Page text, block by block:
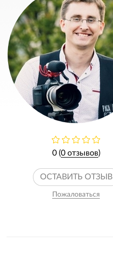
0 (0 отзывов)
ОСТАВИТЬ ОТЗЫВ
Пожаловаться